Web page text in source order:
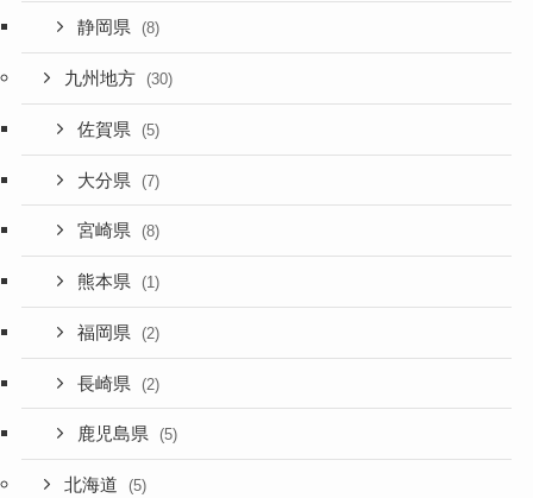
静岡県 (8)
九州地方 (30)
佐賀県 (5)
大分県 (7)
宮崎県 (8)
熊本県 (1)
福岡県 (2)
長崎県 (2)
鹿児島県 (5)
北海道 (5)